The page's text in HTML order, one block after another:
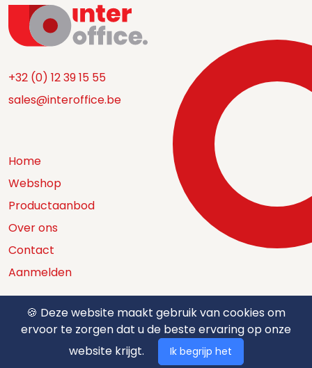
+32 (0) 12 39 15 55
sales@interoffice.be
Home
Webshop
Productaanbod
Over ons
Contact
Aanmelden
Catalogus
Nuttige documenten
🍪 Deze website maakt gebruik van cookies om
ervoor te zorgen dat u de beste ervaring op onze
website krijgt.
Ik begrijp het